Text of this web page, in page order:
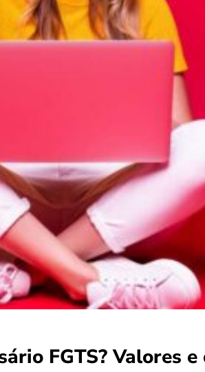
FGTS? Valores e